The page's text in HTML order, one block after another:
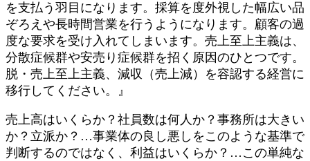
を支払う羽目になります。採算を度外視した幅広い品
ぞろえや長時間営業を行うようになります。顧客の過
度な要求を受け入れてしまいます。売上至上主義は、
分散症候群や安売り症候群を招く原因のひとつです。
脱・売上至上主義、減収（売上減）を容認する経営に
移行してください。』
売上高はいくらか？社員数は何人か？事務所は大きい
か？立派か？…事業体の良し悪しをこのような基準で
判断するのではなく、利益はいくらか？…この単純な